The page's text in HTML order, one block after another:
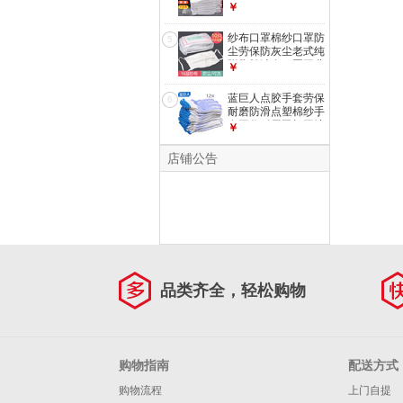
厂机修汽修修车工人
白色700g男士加厚
劳动防护手套批发
￥
5
纱布口罩棉纱口罩防
尘劳保防灰尘老式纯
脱脂棉沙布口罩工业
16层白色普通纱布
可水洗（10只） 男
女均码工作防护口罩
批发
￥
6
蓝巨人点胶手套劳保
耐磨防滑点塑棉纱手
套工作耐用司机工地
￥
店铺公告
品类齐全，轻松购物
购物指南
购物流程
配送方式
上门自提